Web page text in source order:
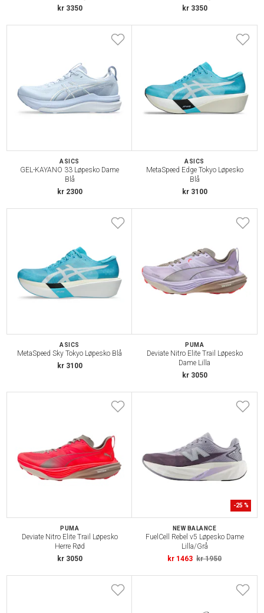
kr 3350
kr 3350
ASICS
GEL-KAYANO 33 Løpesko Dame
Blå
kr 2300
ASICS
MetaSpeed Edge Tokyo Løpesko
Blå
kr 3100
ASICS
MetaSpeed Sky Tokyo Løpesko Blå
kr 3100
PUMA
Deviate Nitro Elite Trail Løpesko
Dame Lilla
kr 3050
PUMA
Deviate Nitro Elite Trail Løpesko
Herre Rød
kr 3050
-25 %
NEW BALANCE
FuelCell Rebel v5 Løpesko Dame
Lilla/Grå
kr 1463 kr 1950